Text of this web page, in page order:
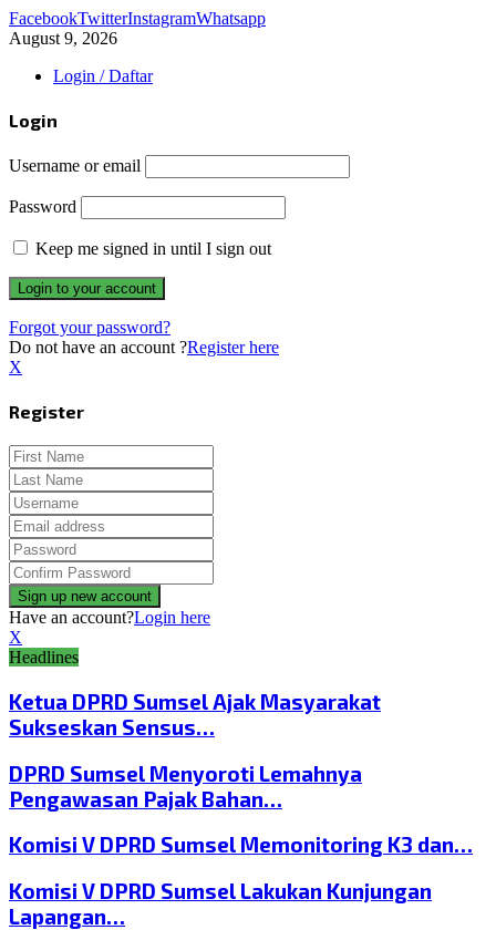
FacebookTwitterInstagramWhatsapp
August 9, 2026
Login / Daftar
Login
Username or email
Password
Keep me signed in until I sign out
Forgot your password?
Do not have an account ?Register here
X
Register
Have an account?Login here
X
Headlines
Ketua DPRD Sumsel Ajak Masyarakat
Sukseskan Sensus…
DPRD Sumsel Menyoroti Lemahnya
Pengawasan Pajak Bahan…
Komisi V DPRD Sumsel Memonitoring K3 dan…
Komisi V DPRD Sumsel Lakukan Kunjungan
Lapangan…